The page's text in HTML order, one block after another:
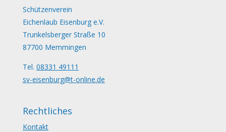
Schützenverein
Eichenlaub Eisenburg e.V.
Trunkelsberger Straße 10
87700 Memmingen
Tel. 08331 49111
sv-eisenburg@t-online.de
Rechtliches
Kontakt